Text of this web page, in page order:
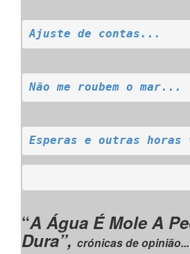
Ajuste de contas...
Não me roubem o mar...
Esperas e outras
“A Água É Mole A
Dura”, crónicas de